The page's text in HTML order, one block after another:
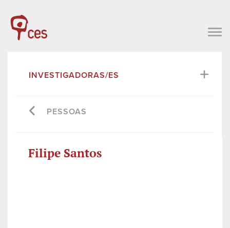
INVESTIGADORAS/ES
PESSOAS
Filipe Santos